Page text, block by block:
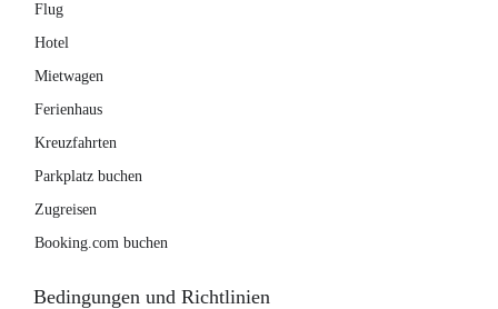
Flug
Hotel
Mietwagen
Ferienhaus
Kreuzfahrten
Parkplatz buchen
Zugreisen
Booking.com buchen
Bedingungen und Richtlinien